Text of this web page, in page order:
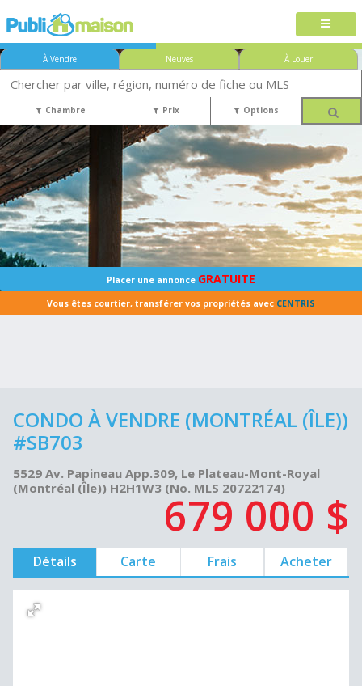
À Vendre Neuves À Louer
Chambre Prix Options
Placer une annonce GRATUITE
Vous êtes courtier, transférer vos propriétés avec CENTRIS
CONDO À VENDRE (MONTRÉAL (ÎLE))
#SB703
5529 Av. Papineau App.309, Le Plateau-Mont-Royal
(Montréal (Île)) H2H1W3 (No. MLS 20722174)
679 000 $
Détails Carte Frais Acheter